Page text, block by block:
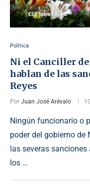
Política
Ni el Canciller
hablan de las
Reyes
Por Juan José Arévalo
Ningún funcionario o
poder del gobierno de
las severas
los …